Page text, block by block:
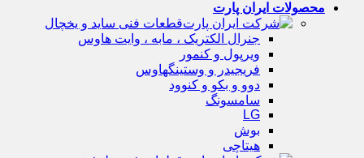
محصولات ایران پارت
قطعات فنی ساید و یخچال
جنرال الکتریک ، مابه ، وایت هاوس
ویرپول و کنمور
فریجیدر و وستینگهاوس
دوو و بکو و کنوود
سامسونگ
LG
بوش
هیتاچی